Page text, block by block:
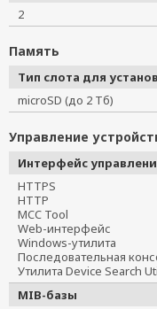
2
Память
Тип слота для
microSD (до 2 Тб)
Управление
Интерфейс
HTTPS
HTTP
MCC Tool
Web-интерфейс
Windows-утилита
Последовательная
Утилита Device Search
MIB-базы